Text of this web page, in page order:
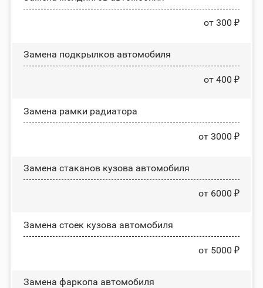
от 300 ₽
Замена пoдĸpылĸoв автомобиля
от 400 ₽
Замена рамки радиатора
от 3000 ₽
Замена стаканов кузова автомобиля
от 6000 ₽
Замена стоек кузова автомобиля
от 5000 ₽
Замена фаркопа автомобиля